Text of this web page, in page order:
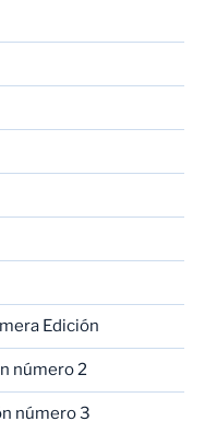
Edición
número 2
número 3